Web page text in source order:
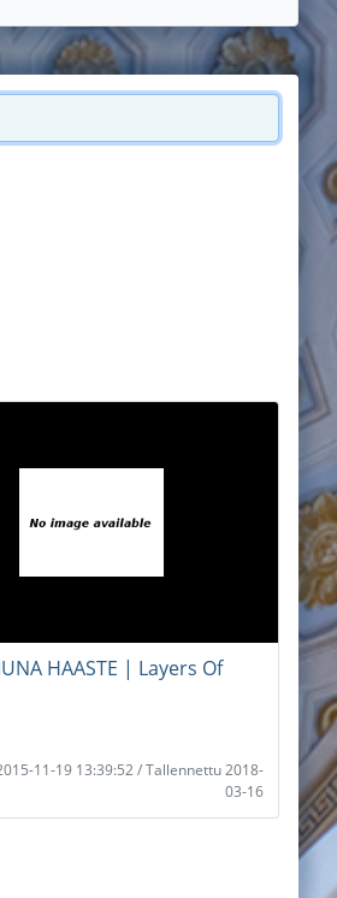
HAASTE | Layers Of
11-19 13:39:52 / Tallennettu 2018-
03-16